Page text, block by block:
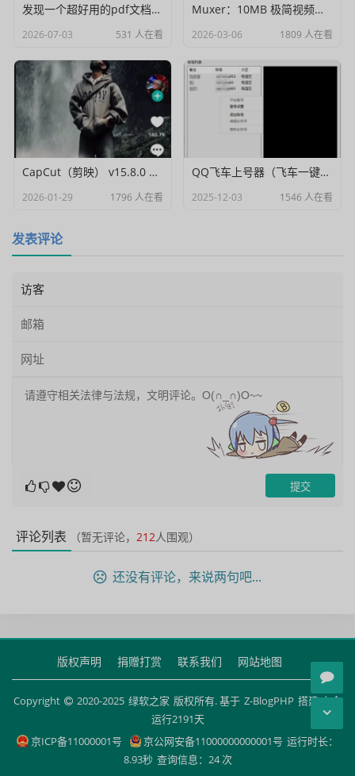
发现一个超好用的pdf文档编辑器
2026-07-03 531 人在看
Muxer：10MB 极简视频字幕批量封装工具 (单文件/绿色版)
2026-03-06 1809 人在看
CapCut（剪映） v15.8.0 国际高级会员解锁破解版
2026-01-29 1796 人在看
QQ飞车上号器（飞车一键登号器）V1.0
2025-12-03 1546 人在看
发表评论
评论列表 （暂无评论， 212人围观）
还没有评论，来说两句吧...
版权声明 捐赠打赏 联系我们 网站地图
Copyright 2020-2025 绿软之家 版权所有. 基于 Z-BlogPHP 搭建 安全
运行2191天
京ICP备11000001号
京公网安备11000000000001号 运行时长：
8.93秒 查询信息：24 次